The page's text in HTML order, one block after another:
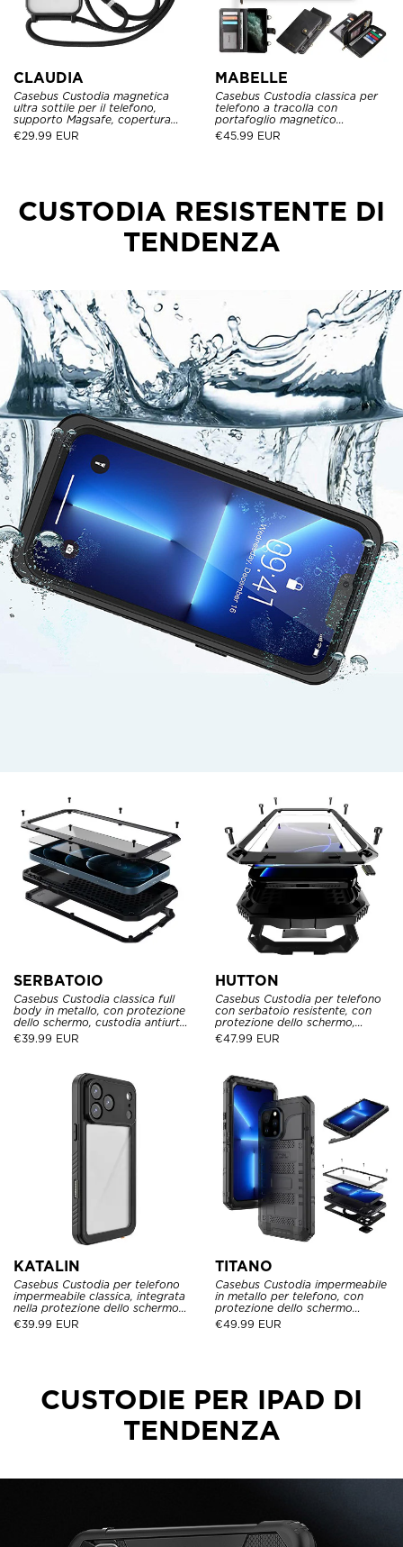
CLAUDIA
Casebus Custodia magnetica
ultra sottile per il telefono,
supporto Magsafe, copertura
protettiva antiurto resistente,
con cinturino regolabile per il
€29.99 EUR
MABELLE
Casebus Custodia classica per
telefono a tracolla con
portafoglio magnetico
staccabile, alta capacità con
cinturino
€45.99 EUR
CUSTODIA RESISTENTE DI
TENDENZA
SERBATOIO
Casebus Custodia classica full
body in metallo, con protezione
dello schermo, custodia antiurto
Defender Heavy Duty
€39.99 EUR
HUTTON
Casebus Custodia per telefono
con serbatoio resistente, con
protezione dello schermo,
custodia robusta in metallo con
supporto per il calcio, robusta
€47.99 EUR
KATALIN
Casebus Custodia per telefono
impermeabile classica, integrata
nella protezione dello schermo
antipolvere antiurto corpo
pieno protezione robusta
€39.99 EUR
TITANO
Casebus Custodia impermeabile
in metallo per telefono, con
protezione dello schermo
incorporata, cover protettiva
integrale antiurto per uso
€49.99 EUR
CUSTODIE PER IPAD DI
TENDENZA